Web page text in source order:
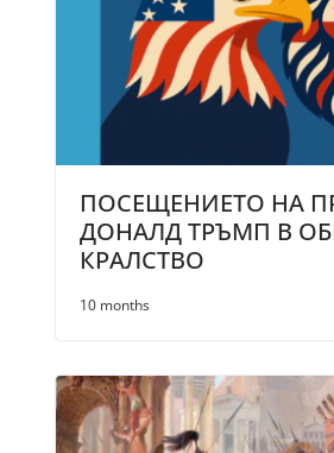
ПОСЕЩЕНИЕТО НА
ДОНАЛД ТРЪМП В
КРАЛСТВО
10 months